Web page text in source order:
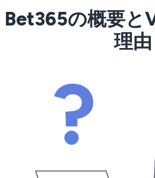
Bet365の概要と
理由